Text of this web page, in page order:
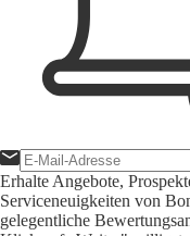
Erhalte Angebote,
Serviceneuigkeiten von
gelegentliche